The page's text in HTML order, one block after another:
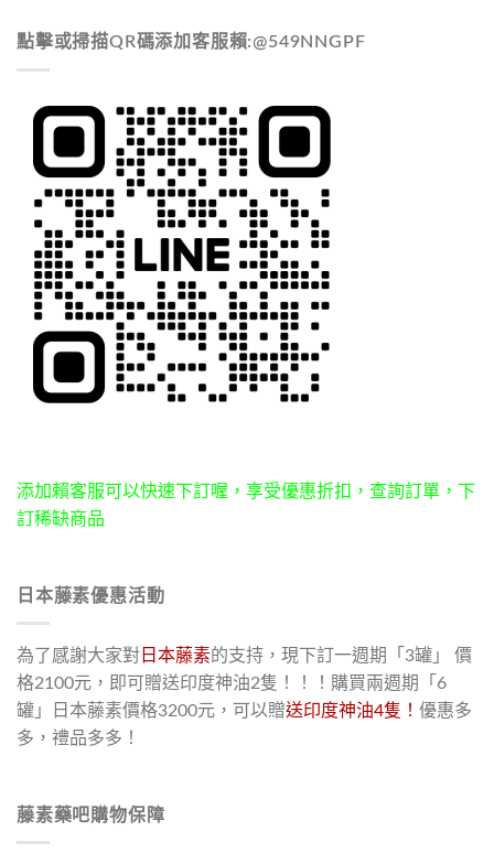
點擊或掃描QR碼添加客服賴:@549NNGPF
添加賴客服可以快速下訂喔，享受優惠折扣，查詢訂單，下
訂稀缺商品
日本藤素優惠活動
為了感謝大家對 日本藤素的支持，現下訂一週期「3罐」 價
格2100元，即可贈送印度神油2隻！！！購買兩週期「6
罐」日本藤素價格3200元，可以贈送印度神油4隻！ 優惠多
多，禮品多多！
藤素藥吧購物保障